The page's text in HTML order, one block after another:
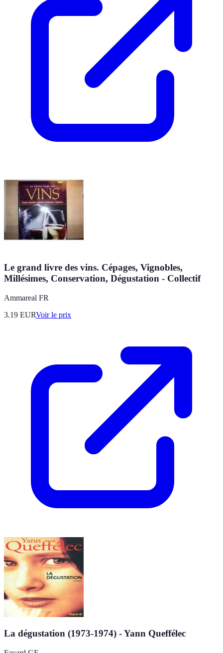
Le grand livre des vins. Cépages, Vignobles,
Millésimes, Conservation, Dégustation - Collectif
Ammareal FR
3.19 EURVoir le prix
La dégustation (1973-1974) - Yann Queffélec